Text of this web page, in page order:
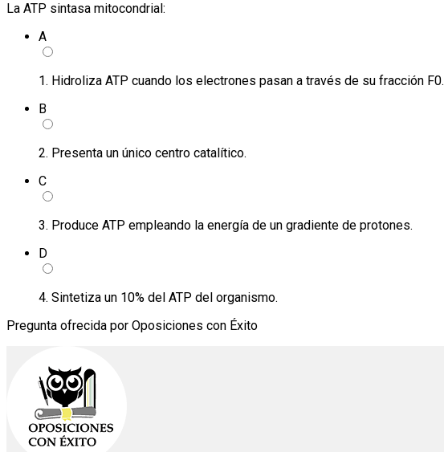
La ATP sintasa mitocondrial:
A
1. Hidroliza ATP cuando los electrones pasan a través de su fracción F0.
B
2. Presenta un único centro catalítico.
C
3. Produce ATP empleando la energía de un gradiente de protones.
D
4. Sintetiza un 10% del ATP del organismo.
Pregunta ofrecida por Oposiciones con Éxito